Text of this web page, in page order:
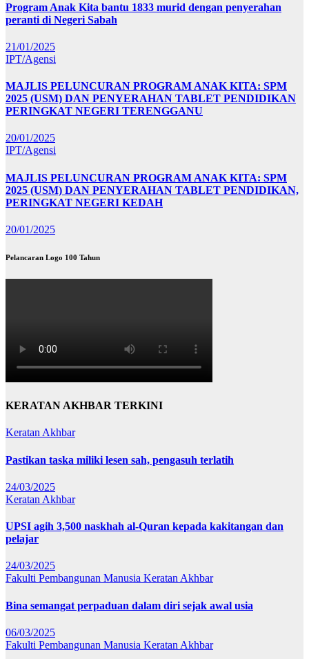
Program Anak Kita bantu 1833 murid dengan penyerahan
peranti di Negeri Sabah
21/01/2025
IPT/Agensi
MAJLIS PELUNCURAN PROGRAM ANAK KITA: SPM
2025 (USM) DAN PENYERAHAN TABLET PENDIDIKAN
PERINGKAT NEGERI TERENGGANU
20/01/2025
IPT/Agensi
MAJLIS PELUNCURAN PROGRAM ANAK KITA: SPM
2025 (USM) DAN PENYERAHAN TABLET PENDIDIKAN,
PERINGKAT NEGERI KEDAH
20/01/2025
Pelancaran Logo 100 Tahun
KERATAN AKHBAR TERKINI
Keratan Akhbar
Pastikan taska miliki lesen sah, pengasuh terlatih
24/03/2025
Keratan Akhbar
UPSI agih 3,500 naskhah al-Quran kepada kakitangan dan
pelajar
24/03/2025
Fakulti Pembangunan Manusia Keratan Akhbar
Bina semangat perpaduan dalam diri sejak awal usia
06/03/2025
Fakulti Pembangunan Manusia Keratan Akhbar